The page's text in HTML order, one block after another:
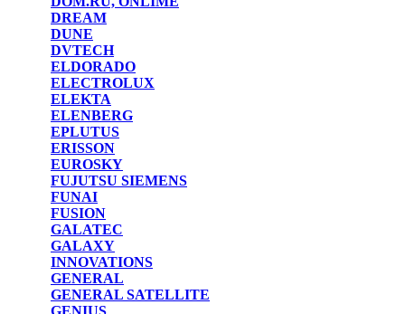
DREAM
DUNE
DVTECH
ELDORADO
ELECTROLUX
ELEKTA
ELENBERG
EPLUTUS
ERISSON
EUROSKY
FUJUTSU SIEMENS
FUNAI
FUSION
GALATEC
GALAXY
INNOVATIONS
GENERAL
GENERAL SATELLITE
GENIUS